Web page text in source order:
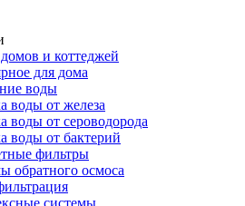
и коттеджей
для дома
воды
воды от железа
воды от сероводорода
воды от бактерий
фильтры
обратного осмоса
системы